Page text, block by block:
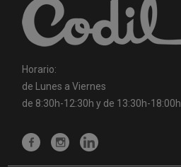
Horario:
de Lunes a Viernes
de 8:30h-12:30h y de 13:30h-18:00h